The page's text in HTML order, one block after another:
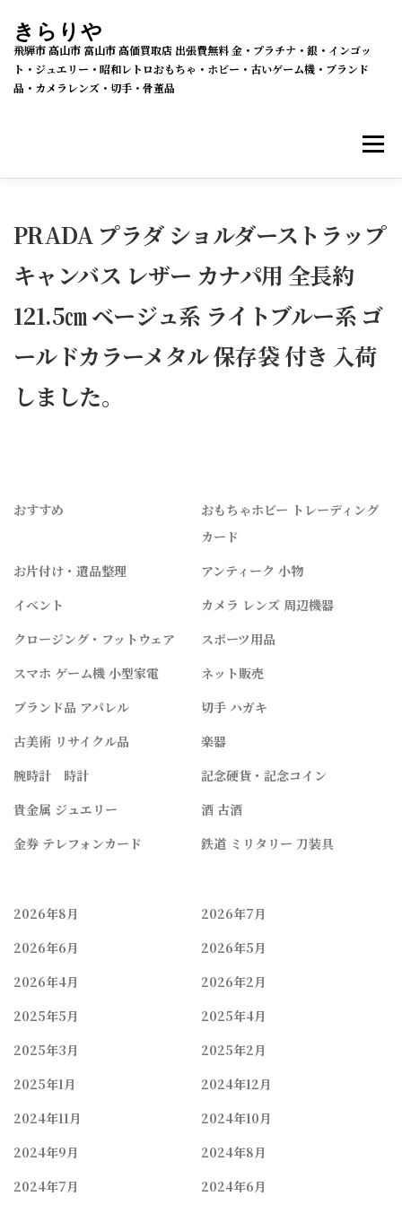
ン
ス
ッ
きらりや
飛騨市 高山市 富山市 高価買取店 出張費無料 金・プラチナ・銀・インゴッ
ト・ジュエリー・昭和レトロおもちゃ・ホビー・古いゲーム機・ブランド
品・カメラレンズ・切手・骨董品
メニ
メルカリSHOPS 公式ラクマ店 ヤフー2号店
買取の流れ 会社概要
PRADA プラダ ショルダーストラップ
キャンバス レザー カナパ用 全長約
121.5㎝ ベージュ系 ライトブルー系 ゴ
ールドカラーメタル 保存袋 付き 入荷
しました。
おすすめ
おもちゃホビー トレーディング
カード
お片付け・遺品整理
アンティーク 小物
イベント
カメラ レンズ 周辺機器
クロージング・フットウェア
スポーツ用品
スマホ ゲーム機 小型家電
ネット販売
ブランド品 アパレル
切手 ハガキ
古美術 リサイクル品
楽器
腕時計 時計
記念硬貨・記念コイン
貴金属 ジュエリー
酒 古酒
金券 テレフォンカード
鉄道 ミリタリー 刀装具
2026年8月
2026年7月
2026年6月
2026年5月
2026年4月
2026年2月
2025年5月
2025年4月
2025年3月
2025年2月
2025年1月
2024年12月
2024年11月
2024年10月
2024年9月
2024年8月
2024年7月
2024年6月